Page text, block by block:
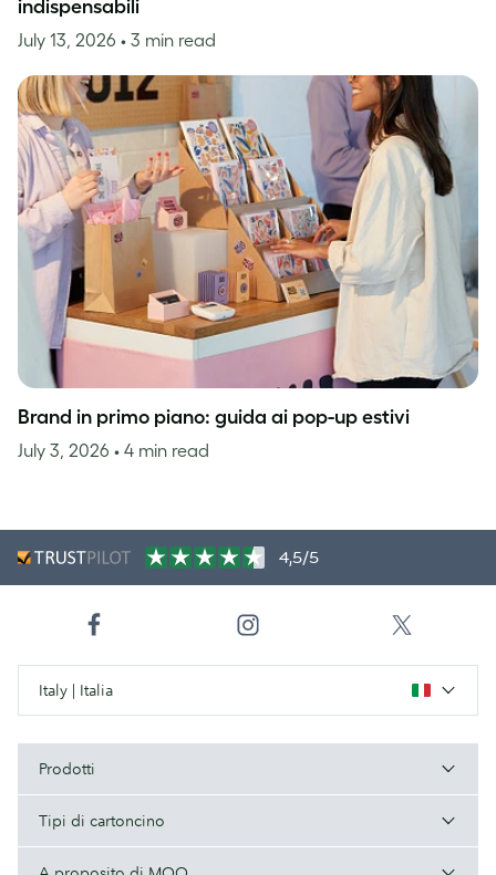
indispensabili
July 13, 2026 • 3 min read
Brand in primo piano: guida ai pop-up estivi
July 3, 2026 • 4 min read
4,5/5
Italy | Italia
Prodotti
Tipi di cartoncino